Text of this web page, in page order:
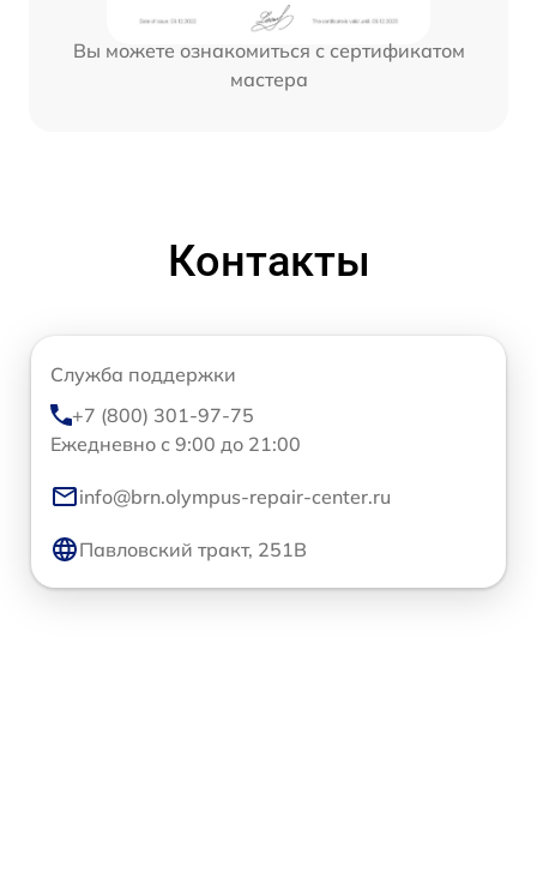
Вы можете ознакомиться с сертификатом
мастера
Контакты
Служба поддержки
+7 (800) 301-97-75
Ежедневно с 9:00 до 21:00
info@brn.olympus-repair-center.ru
Павловский тракт, 251В